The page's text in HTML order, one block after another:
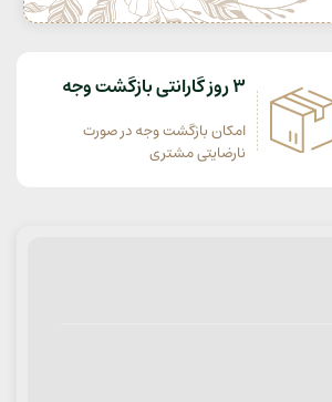
3 روز گارانتی بازگشت وجه
امکان بازگشت وجه در صورت
نارضایتی مشتری